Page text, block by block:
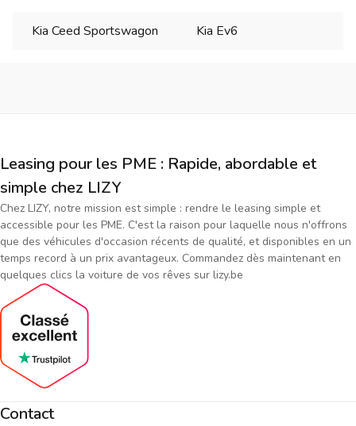
Kia Ceed Sportswagon Kia Ev6
Leasing pour les PME : Rapide, abordable et
simple chez LIZY
Chez LIZY, notre mission est simple : rendre le leasing simple et
accessible pour les PME. C'est la raison pour laquelle nous n'offrons
que des véhicules d'occasion récents de qualité, et disponibles en un
temps record à un prix avantageux. Commandez dès maintenant en
quelques clics la voiture de vos rêves sur lizy.be
Contact